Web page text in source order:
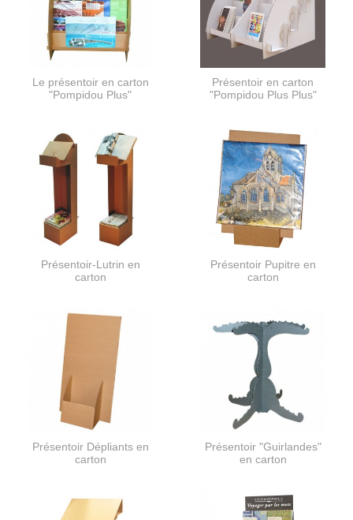
Le présentoir en carton
"Pompidou Plus"
Présentoir en carton
"Pompidou Plus Plus"
Présentoir-Lutrin en
carton
Présentoir Pupitre en
carton
Présentoir Dépliants en
carton
Présentoir "Guirlandes"
en carton